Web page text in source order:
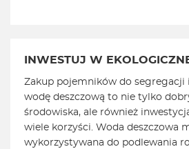
INWESTUJ W
Zakup pojemników do segregacji
wodę deszczową to nie tylko
środowiska, ale również
wiele korzyści. Woda deszczowa
wykorzystywana do podlewania